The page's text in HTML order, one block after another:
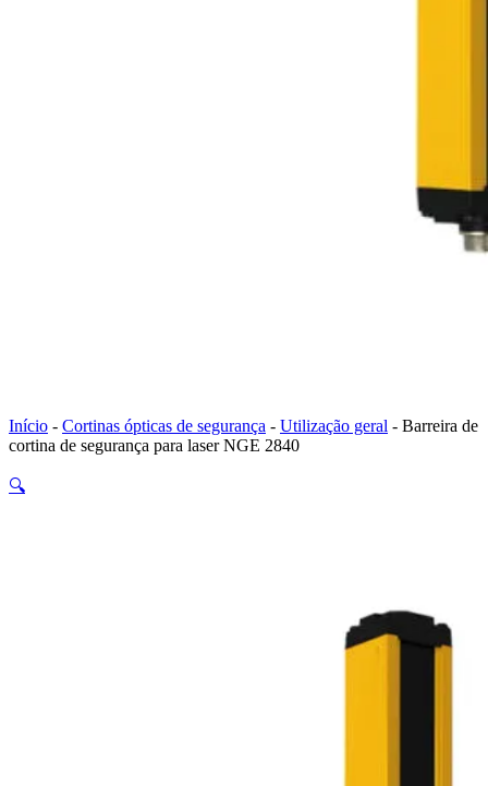
Início - Cortinas ópticas de segurança - Utilização geral - Barreira de
cortina de segurança para laser NGE 2840
🔍